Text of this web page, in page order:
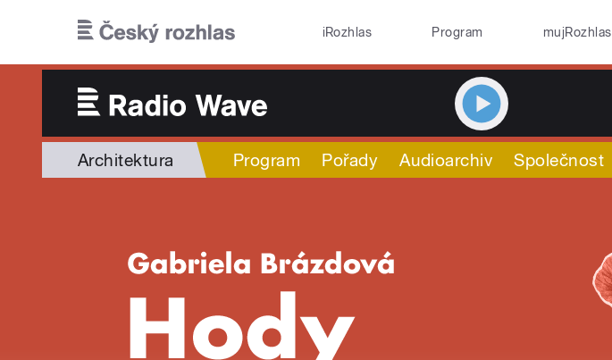
iRozhlas Program mujRozhlas
Architektura Program Pořady Audioarchiv Společnost